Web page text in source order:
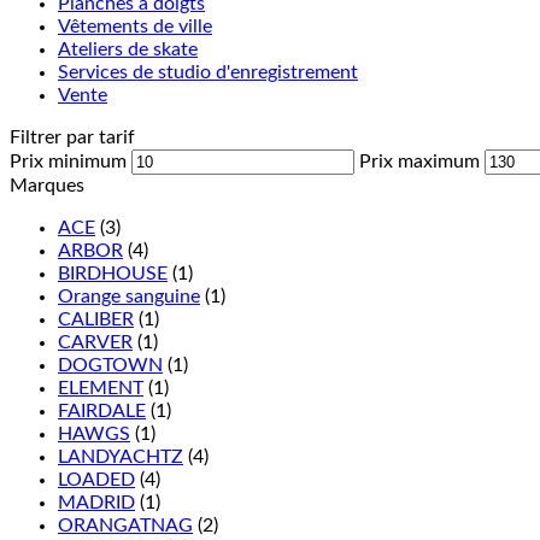
Vêtements de ville
Ateliers de skate
Services de studio d'enregistrement
Vente
Filtrer par tarif
Prix minimum
Prix maximum
Marques
ACE (3)
ARBOR (4)
BIRDHOUSE (1)
Orange sanguine (1)
CALIBER (1)
CARVER (1)
DOGTOWN (1)
ELEMENT (1)
FAIRDALE (1)
HAWGS (1)
LANDYACHTZ (4)
LOADED (4)
MADRID (1)
ORANGATNAG (2)